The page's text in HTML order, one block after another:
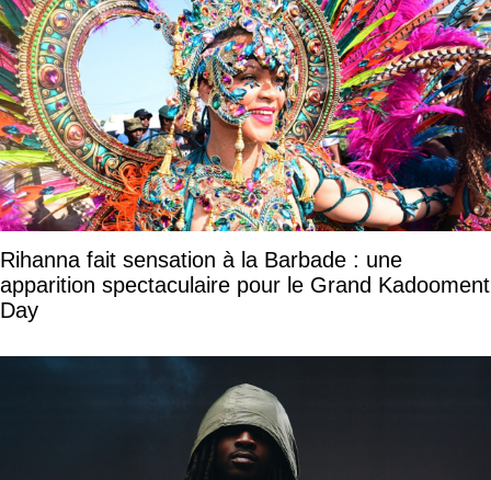
Rihanna fait sensation à la Barbade : une
apparition spectaculaire pour le Grand Kadooment
Day